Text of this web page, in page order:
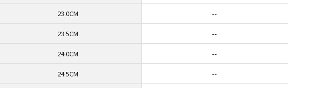
23.0CM --
23.5CM --
24.0CM --
24.5CM --